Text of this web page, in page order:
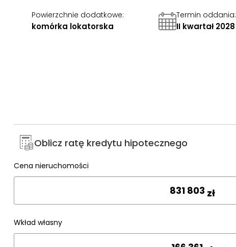
Powierzchnie dodatkowe:
komórka lokatorska
Termin oddania:
II kwartał 2028
Oblicz ratę kredytu hipotecznego
Cena nieruchomości
Wpisz cenę
zł
Wkład własny